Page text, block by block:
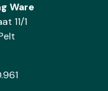
Ware
11/1